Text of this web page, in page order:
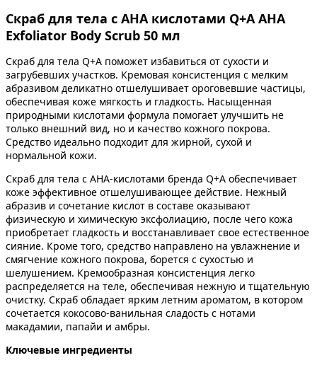
Скраб для тела с AHA кислотами Q+A AHA
Exfoliator Body Scrub 50 мл
Скраб для тела Q+A поможет избавиться от сухости и
загрубевших участков. Кремовая консистенция с мелким
абразивом деликатно отшелушивает ороговевшие частицы,
обеспечивая коже мягкость и гладкость. Насыщенная
природными кислотами формула помогает улучшить не
только внешний вид, но и качество кожного покрова.
Средство идеально подходит для жирной, сухой и
нормальной кожи.
Скраб для тела с AНА-кислотами бренда Q+A обеспечивает
коже эффективное отшелушивающее действие. Нежный
абразив и сочетание кислот в составе оказывают
физическую и химическую эксфолиацию, после чего кожа
приобретает гладкость и восстанавливает свое естественное
сияние. Кроме того, средство направлено на увлажнение и
смягчение кожного покрова, борется с сухостью и
шелушением. Кремообразная консистенция легко
распределяется на теле, обеспечивая нежную и тщательную
очистку. Скраб обладает ярким летним ароматом, в котором
сочетается кокосово-ванильная сладость с нотами
макадамии, папайи и амбры.
Ключевые ингредиенты